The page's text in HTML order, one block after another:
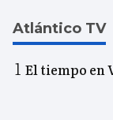
Atlántico TV
El tiempo en